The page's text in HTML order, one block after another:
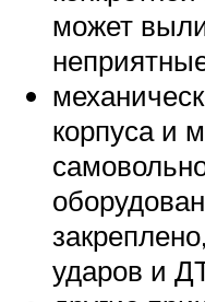
может
корпуса и
ударов и